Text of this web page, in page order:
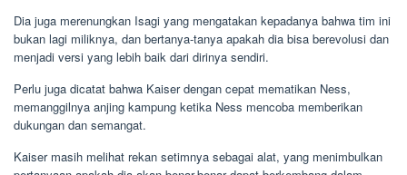
Dia juga merenungkan Isagi yang mengatakan kepadanya bahwa tim ini
bukan lagi miliknya, dan bertanya-tanya apakah dia bisa berevolusi dan
menjadi versi yang lebih baik dari dirinya sendiri.
Perlu juga dicatat bahwa Kaiser dengan cepat mematikan Ness,
memanggilnya anjing kampung ketika Ness mencoba memberikan
dukungan dan semangat.
Kaiser masih melihat rekan setimnya sebagai alat, yang menimbulkan